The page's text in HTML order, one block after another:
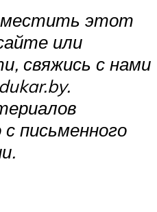
этот
или
свяжись с нами
письменного